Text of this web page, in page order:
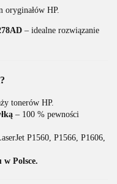
oryginałów HP.
– idealne rozwiązanie
tonerów HP.
– 100 % pewności
P1560, P1566, P1606,
w Polsce.